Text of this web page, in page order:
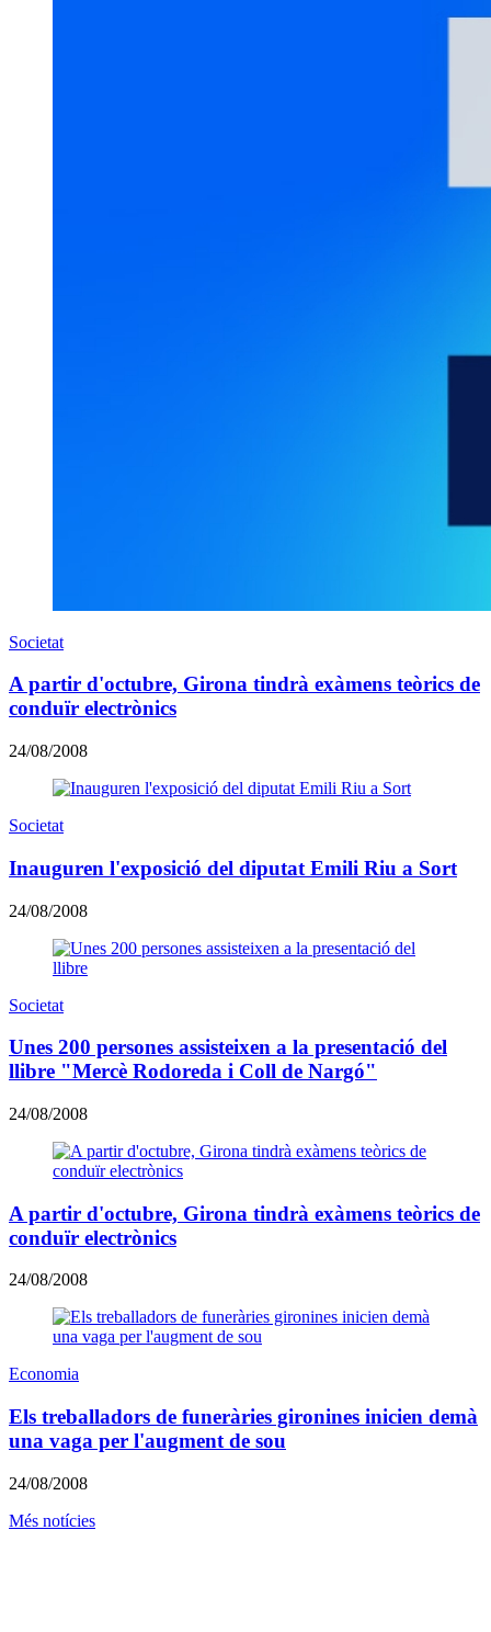
Societat
A partir d'octubre, Girona tindrà exàmens teòrics de
conduïr electrònics
24/08/2008
Societat
Inauguren l'exposició del diputat Emili Riu a Sort
24/08/2008
Societat
Unes 200 persones assisteixen a la presentació del
llibre "Mercè Rodoreda i Coll de Nargó"
24/08/2008
A partir d'octubre, Girona tindrà exàmens teòrics de
conduïr electrònics
24/08/2008
Economia
Els treballadors de funeràries gironines inicien demà
una vaga per l'augment de sou
24/08/2008
Més notícies